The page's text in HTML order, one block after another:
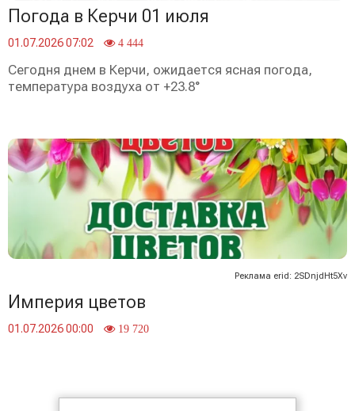
Погода в Керчи 01 июля
01.07.2026 07:02 4 444
Сегодня днем в Керчи, ожидается ясная погода,
температура воздуха от +23.8°
Реклама erid: 2SDnjdHt5Xv
Империя цветов
01.07.2026 00:00 19 720